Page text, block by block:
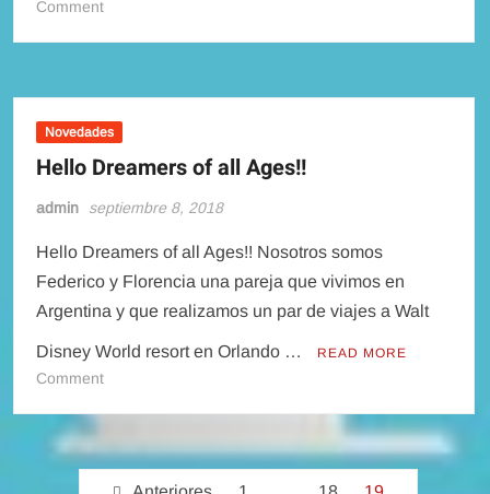
Commenton
para
Nov-
Dic
Novedades
Hello Dreamers of all Ages!!
admin septiembre 8, 2018
Hello Dreamers of all Ages!! Nosotros somos
Federico y Florencia una pareja que vivimos en
Argentina y que realizamos un par de viajes a Walt
Disney World resort en Orlando … READ MORE
Commenton
of